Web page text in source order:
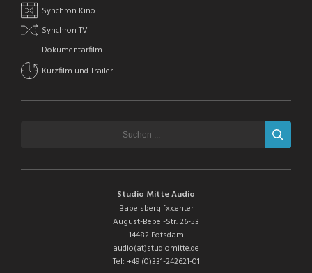
Synchron Kino
Synchron TV
Dokumentarfilm
Kurzfilm und Trailer
Studio Mitte Audio
Babelsberg fx.center
August-Bebel-Str. 26-53
14482 Potsdam
audio(at)studiomitte.de
Tel:+49 (0)331-242621-01